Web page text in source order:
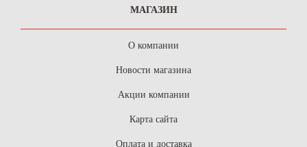
МАГАЗИН
О компании
Новости магазина
Акции компании
Карта сайта
Оплата и доставка